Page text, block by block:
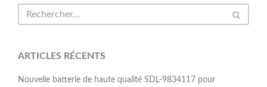
ARTICLES RÉCENTS
Nouvelle batterie de haute qualité SDL-9834117 pour